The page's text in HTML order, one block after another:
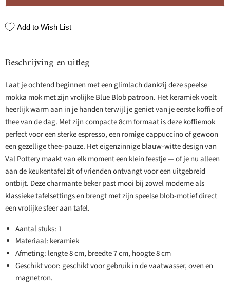
Add to Wish List
Beschrijving en uitleg
Laat je ochtend beginnen met een glimlach dankzij deze speelse
mokka mok met zijn vrolijke Blue Blob patroon. Het keramiek voelt
heerlijk warm aan in je handen terwijl je geniet van je eerste koffie of
thee van de dag. Met zijn compacte 8cm formaat is deze koffiemok
perfect voor een sterke espresso, een romige cappuccino of gewoon
een gezellige thee-pauze. Het eigenzinnige blauw-witte design van
Val Pottery maakt van elk moment een klein feestje — of je nu alleen
aan de keukentafel zit of vrienden ontvangt voor een uitgebreid
ontbijt. Deze charmante beker past mooi bij zowel moderne als
klassieke tafelsettings en brengt met zijn speelse blob-motief direct
een vrolijke sfeer aan tafel.
Aantal stuks: 1
Materiaal: keramiek
Afmeting: lengte 8 cm, breedte 7 cm, hoogte 8 cm
Geschikt voor: geschikt voor gebruik in de vaatwasser, oven en
magnetron.